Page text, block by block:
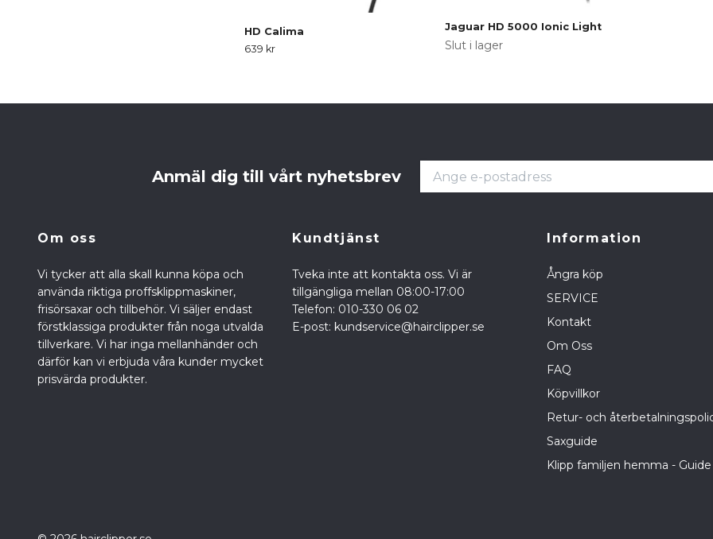
HD Calima
639 kr
Jaguar HD 5000 Ionic Light
Slut i lager
Anmäl dig till vårt nyhetsbrev
Om oss
Vi tycker att alla skall kunna köpa och
använda riktiga proffsklippmaskiner,
frisörsaxar och tillbehör. Vi säljer endast
förstklassiga produkter från noga utvalda
tillverkare. Vi har inga mellanhänder och
därför kan vi erbjuda våra kunder mycket
prisvärda produkter.
Kundtjänst
Tveka inte att kontakta oss. Vi är
tillgängliga mellan 08:00-17:00
Telefon: 010-330 06 02
E-post: kundservice@hairclipper.se
Information
Ångra köp
SERVICE
Kontakt
Om Oss
FAQ
Köpvillkor
Retur- och
Saxguide
Klipp familjen hemma - Guide